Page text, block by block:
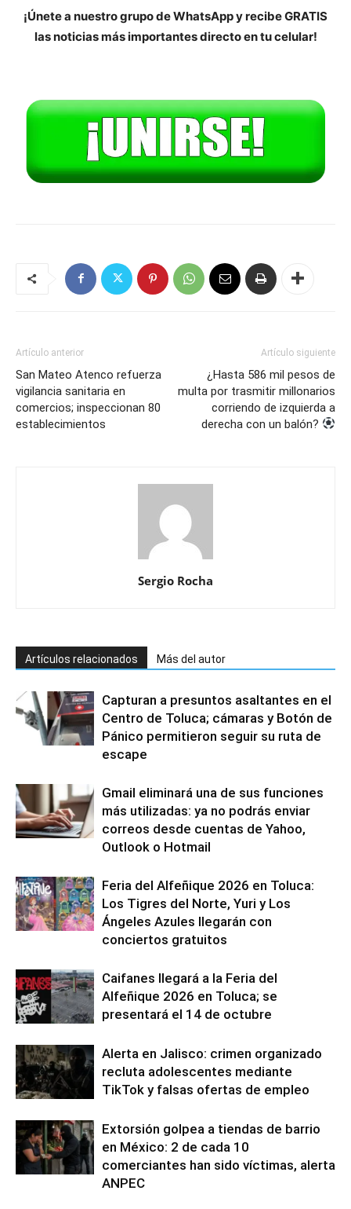
¡Únete a nuestro grupo de WhatsApp y recibe GRATIS
las noticias más importantes directo en tu celular!
Artículo anterior
San Mateo Atenco refuerza
vigilancia sanitaria en
comercios; inspeccionan 80
establecimientos
Artículo siguiente
¿Hasta 586 mil pesos de
multa por trasmitir millonarios
corriendo de izquierda a
derecha con un balón?
Sergio Rocha
Artículos relacionados Más del autor
Capturan a presuntos asaltantes en el
Centro de Toluca; cámaras y Botón de
Pánico permitieron seguir su ruta de
escape
Gmail eliminará una de sus funciones
más utilizadas: ya no podrás enviar
correos desde cuentas de Yahoo,
Outlook o Hotmail
Feria del Alfeñique 2026 en Toluca:
Los Tigres del Norte, Yuri y Los
Ángeles Azules llegarán con
conciertos gratuitos
Caifanes llegará a la Feria del
Alfeñique 2026 en Toluca; se
presentará el 14 de octubre
Alerta en Jalisco: crimen organizado
recluta adolescentes mediante
TikTok y falsas ofertas de empleo
Extorsión golpea a tiendas de barrio
en México: 2 de cada 10
comerciantes han sido víctimas, alerta
ANPEC